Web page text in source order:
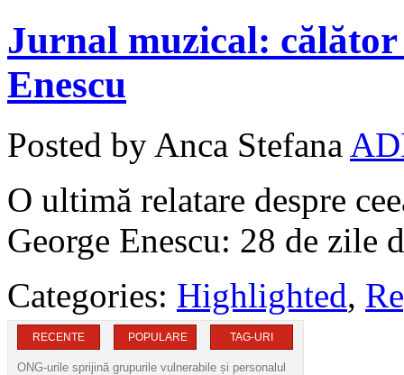
Jurnal muzical:
Enescu
Posted by Anca Stefana
O ultimă relatare despre
George Enescu: 28 de zile
Categories: Highlighted,
RECENTE POPULARE TAG-URI
ONG-urile sprijină grupurile vulnerabile și personalul